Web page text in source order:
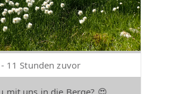
- 11 Stunden zuvor
mit uns in die Berge? 😍